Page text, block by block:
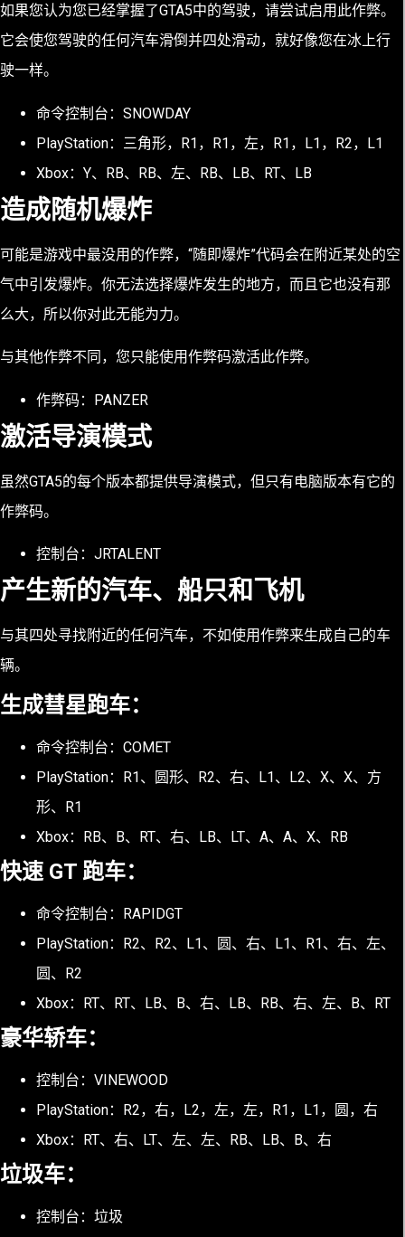
如果您认为您已经掌握了GTA5中的驾驶，请尝试启用此作弊。
它会使您驾驶的任何汽车滑倒并四处滑动，就好像您在冰上行
驶一样。
命令控制台：SNOWDAY
PlayStation：三角形，R1，R1，左，R1，L1，R2，L1
Xbox：Y、RB、RB、左、RB、LB、RT、LB
造成随机爆炸
可能是游戏中最没用的作弊，“随即爆炸”代码会在附近某处的空
气中引发爆炸。你无法选择爆炸发生的地方，而且它也没有那
么大，所以你对此无能为力。
与其他作弊不同，您只能使用作弊码激活此作弊。
作弊码：PANZER
激活导演模式
虽然GTA5的每个版本都提供导演模式，但只有电脑版本有它的
作弊码。
控制台：JRTALENT
产生新的汽车、船只和飞机
与其四处寻找附近的任何汽车，不如使用作弊来生成自己的车
辆。
生成彗星跑车：
命令控制台：COMET
PlayStation：R1、圆形、R2、右、L1、L2、X、X、方
形、R1
Xbox：RB、B、RT、右、LB、LT、A、A、X、RB
快速 GT 跑车：
命令控制台：RAPIDGT
PlayStation：R2、R2、L1、圆、右、L1、R1、右、左、
圆、R2
Xbox：RT、RT、LB、B、右、LB、RB、右、左、B、RT
豪华轿车：
控制台：VINEWOOD
PlayStation：R2，右，L2，左，左，R1，L1，圆，右
Xbox：RT、右、LT、左、左、RB、LB、B、右
垃圾车：
控制台：垃圾